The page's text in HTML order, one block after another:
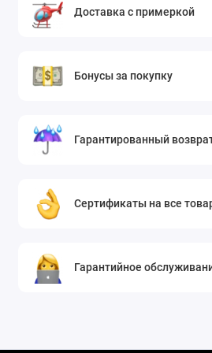
Доставка с примеркой
Бонусы за покупку
Гарантированный
Сертификаты на все
Гарантийное